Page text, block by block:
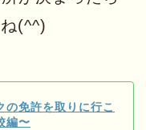
(^^)
の免許を取りに行こ
編〜